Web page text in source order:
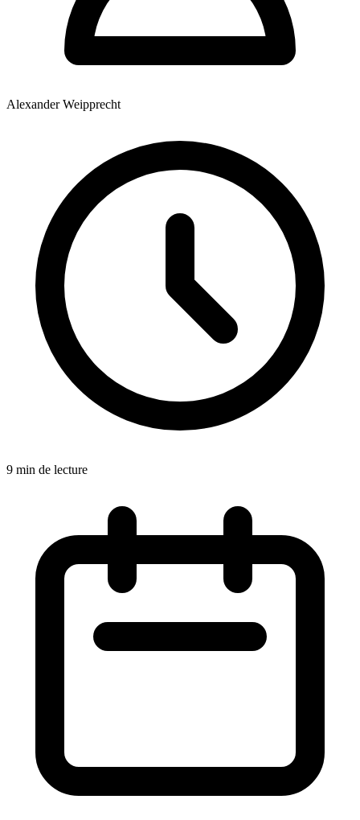
Alexander Weipprecht
9 min de lecture